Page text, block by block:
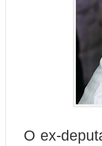
O ex-